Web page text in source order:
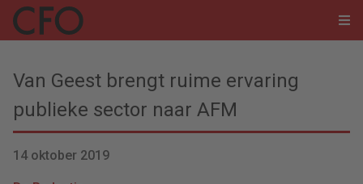
Van Geest brengt ruime ervaring
publieke sector naar AFM
14 oktober 2019